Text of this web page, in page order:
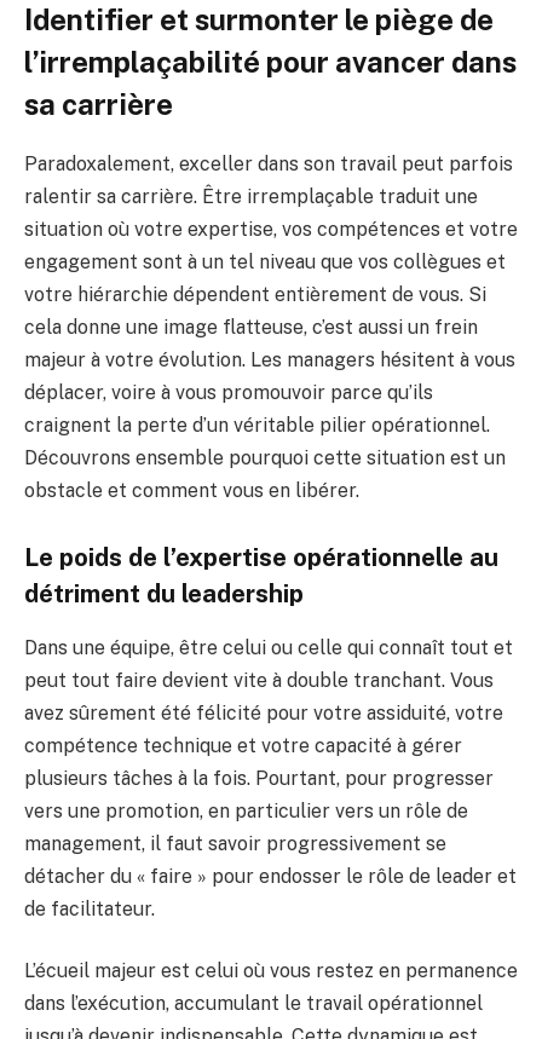
Identifier et surmonter le piège de
l’irremplaçabilité pour avancer dans
sa carrière
Paradoxalement, exceller dans son travail peut parfois
ralentir sa carrière. Être irremplaçable traduit une
situation où votre expertise, vos compétences et votre
engagement sont à un tel niveau que vos collègues et
votre hiérarchie dépendent entièrement de vous. Si
cela donne une image flatteuse, c’est aussi un frein
majeur à votre évolution. Les managers hésitent à vous
déplacer, voire à vous promouvoir parce qu’ils
craignent la perte d’un véritable pilier opérationnel.
Découvrons ensemble pourquoi cette situation est un
obstacle et comment vous en libérer.
Le poids de l’expertise opérationnelle au
détriment du leadership
Dans une équipe, être celui ou celle qui connaît tout et
peut tout faire devient vite à double tranchant. Vous
avez sûrement été félicité pour votre assiduité, votre
compétence technique et votre capacité à gérer
plusieurs tâches à la fois. Pourtant, pour progresser
vers une promotion, en particulier vers un rôle de
management, il faut savoir progressivement se
détacher du « faire » pour endosser le rôle de leader et
de facilitateur.
L’écueil majeur est celui où vous restez en permanence
dans l’exécution, accumulant le travail opérationnel